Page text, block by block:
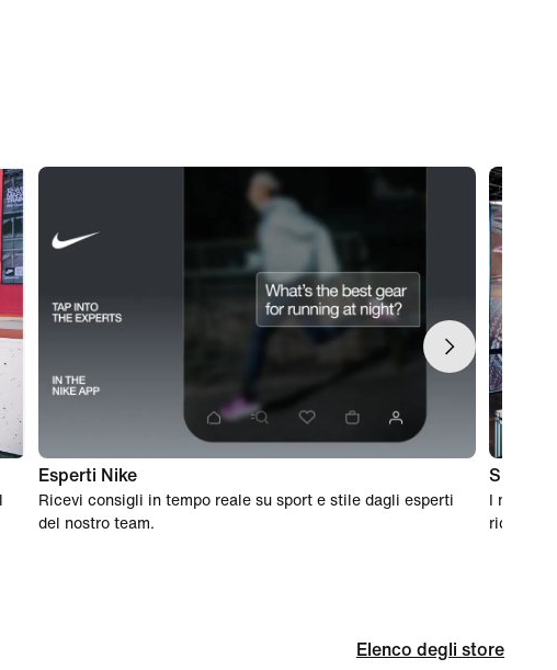
Esperti Nike
Ricevi consigli in tempo reale su sport e stile dagli esperti
del nostro team.
I
ricevuta
Elenco degli store